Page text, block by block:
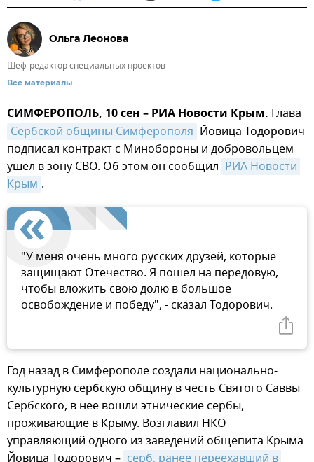
Ольга Леонова
Шеф-редактор специальных проектов
Все материалы
СИМФЕРОПОЛЬ, 10 сен – РИА Новости Крым. Глава
Сербской общины Симферополя Йовица Тодорович
подписал контракт с Минобороны и добровольцем
ушел в зону СВО. Об этом он сообщил РИА Новости
Крым .
"У меня очень много русских друзей, которые
защищают Отечество. Я пошел на передовую,
чтобы вложить свою долю в большое
освобождение и победу", - сказал Тодорович.
Год назад в Симферополе создали национально-
культурную сербскую общину в честь Святого Саввы
Сербского, в нее вошли этнические сербы,
проживающие в Крыму. Возглавил НКО
управляющий одного из заведений общепита Крыма
Йовица Тодорович – серб, ранее переехавший в